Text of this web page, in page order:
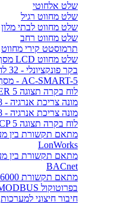
שלט אלחוטי
שלט מחווט רגיל
שלט מחווט לבתי מלון
שלט מחווט רחב
תרמוסטט קירי מחווט
שלט מחווט LCD מסך מגע “ 5
בקר פונקציונלי - 32 לחצנים
AC-SMART-5 - מסך מגע 10.2 אינצ׳
לוח בקרה תצוגה AC MANAGER 5 בתוספת תוכנת ניהול
מונה צריכת אנרגיה - 128 יח' קצה
מונה צריכת אנרגיה - 128 יח' קצה
לוח בקרה תצוגה ACP 5
LonWorks
BACnet
בפרוטוקול MODBUS
חיבור חיצוני למערכות